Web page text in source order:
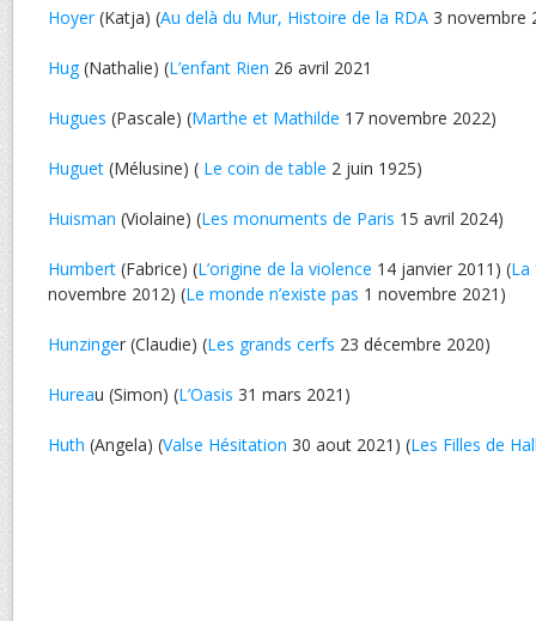
Hoyer(Katja) (Au delà du Mur, Histoire de la RDA 3 novembre
Hug(Nathalie) (L’enfant Rien 26 avril 2021
Hugues (Pascale) (Marthe et Mathilde 17 novembre 2022)
Huguet (Mélusine) ( Le coin de table 2 juin 1925)
Huisman (Violaine) (Les monuments de Paris 15 avril 2024)
Humbert (Fabrice) (L’origine de la violence 14 janvier 2011) (La
novembre 2012) (Le monde n’existe pas 1 novembre 2021)
Hunzinger (Claudie) (Les grands cerfs 23 décembre 2020)
Hureau (Simon) (L’Oasis 31 mars 2021)
Huth (Angela) (Valse Hésitation 30 aout 2021) (Les Filles de